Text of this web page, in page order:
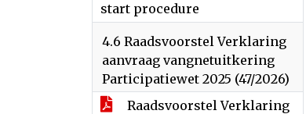
start procedure
4.6 Raadsvoorstel Verklaring
aanvraag vangnetuitkering
Participatiewet 2025 (47/2026)
Raadsvoorstel Verklaring